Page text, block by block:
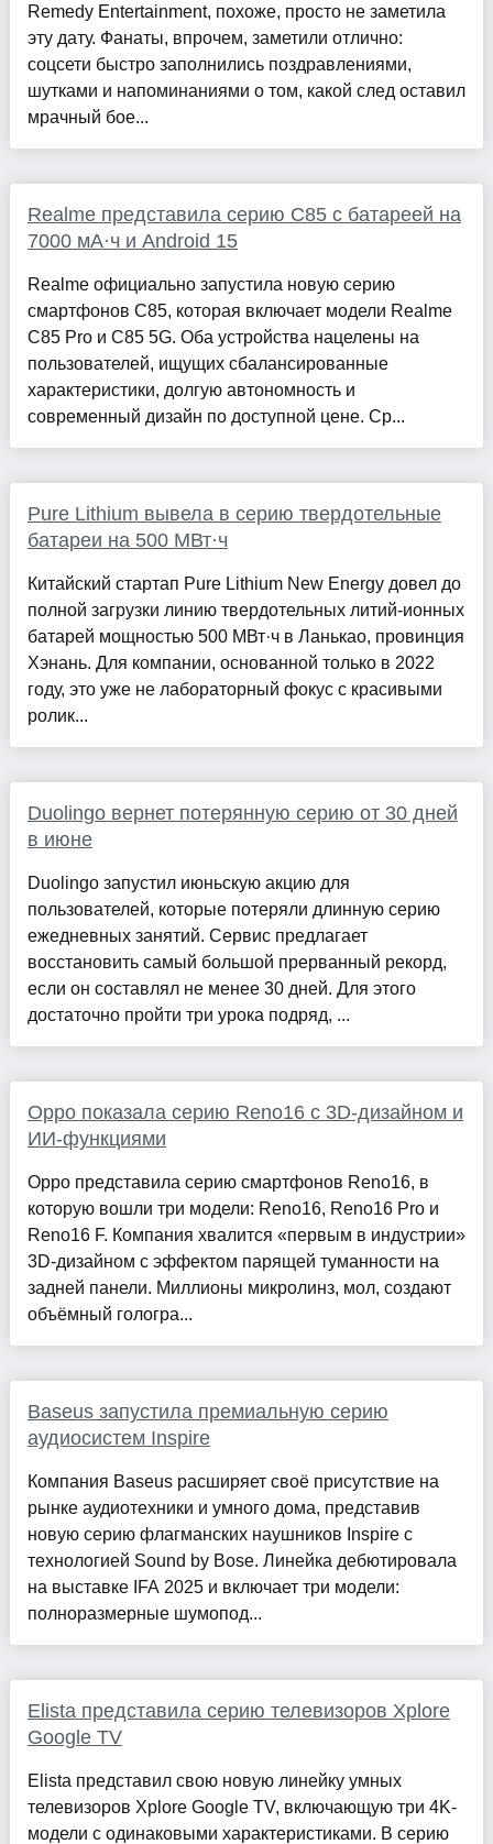
Remedy Entertainment, похоже, просто не заметила
эту дату. Фанаты, впрочем, заметили отлично:
соцсети быстро заполнились поздравлениями,
шутками и напоминаниями о том, какой след оставил
мрачный бое...
Realme представила серию C85 с батареей на
7000 мА·ч и Android 15
Realme официально запустила новую серию
смартфонов C85, которая включает модели Realme
C85 Pro и C85 5G. Оба устройства нацелены на
пользователей, ищущих сбалансированные
характеристики, долгую автономность и
современный дизайн по доступной цене. Ср...
Pure Lithium вывела в серию твердотельные
батареи на 500 МВт·ч
Китайский стартап Pure Lithium New Energy довел до
полной загрузки линию твердотельных литий-ионных
батарей мощностью 500 МВт·ч в Ланькао, провинция
Хэнань. Для компании, основанной только в 2022
году, это уже не лабораторный фокус с красивыми
ролик...
Duolingo вернет потерянную серию от 30 дней
в июне
Duolingo запустил июньскую акцию для
пользователей, которые потеряли длинную серию
ежедневных занятий. Сервис предлагает
восстановить самый большой прерванный рекорд,
если он составлял не менее 30 дней. Для этого
достаточно пройти три урока подряд, ...
Oppo показала серию Reno16 с 3D-дизайном и
ИИ-функциями
Oppo представила серию смартфонов Reno16, в
которую вошли три модели: Reno16, Reno16 Pro и
Reno16 F. Компания хвалится «первым в индустрии»
3D-дизайном с эффектом парящей туманности на
задней панели. Миллионы микролинз, мол, создают
объёмный гологра...
Baseus запустила премиальную серию
аудиосистем Inspire
Компания Baseus расширяет своё присутствие на
рынке аудиотехники и умного дома, представив
новую серию флагманских наушников Inspire с
технологией Sound by Bose. Линейка дебютировала
на выставке IFA 2025 и включает три модели:
полноразмерные шумопод...
Elista представила серию телевизоров Xplore
Google TV
Elista представил свою новую линейку умных
телевизоров Xplore Google TV, включающую три 4K-
модели с одинаковыми характеристиками. В серию